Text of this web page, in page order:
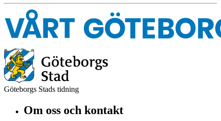
Göteborgs Stads tidning
Om oss och kontakt